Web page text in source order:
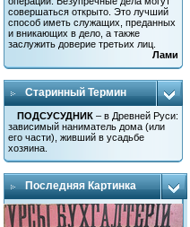
совершаться открыто. Это лучший
способ иметь служащих, преданных
и вникающих в дело, а также
заслужить доверие третьих лиц.
Лами
Старинный Термин
ПОДСУСУДНИК – в Древней Руси:
зависимый наниматель дома (или
его части), живший в усадьбе
хозяина.
Последняя Картинка